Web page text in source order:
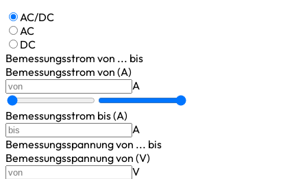
AC/DC
AC
DC
Bemessungsstrom von ... bis
Bemessungsstrom von (A)
A
Bemessungsstrom bis (A)
A
Bemessungsspannungvon ... bis
Bemessungsspannung von (V)
V